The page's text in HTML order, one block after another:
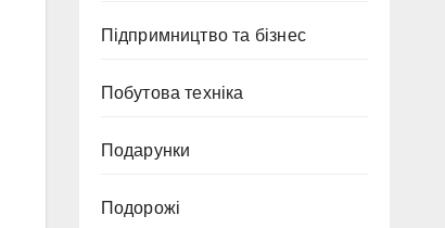
Підпримництво та бізнес
Побутова техніка
Подарунки
Подорожі